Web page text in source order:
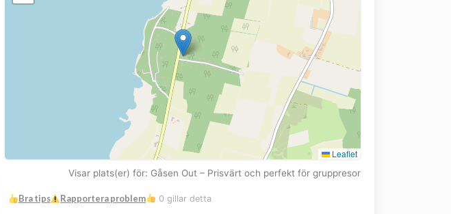
Leaflet
Visar plats(er) för: Gåsen Out – Prisvärt och perfekt för gruppresor
Bra tips Rapportera problem 0 gillar detta